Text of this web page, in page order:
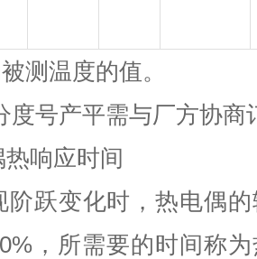
测温度的值。
号产平需与厂方协商
响应时间
阶跃变化时，热电偶
，所需要的时间称